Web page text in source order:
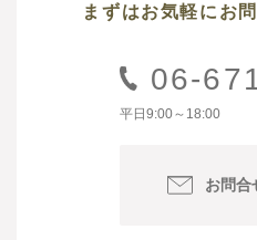
まずはお気軽にお
06-
平日9:00～18:00
お問合